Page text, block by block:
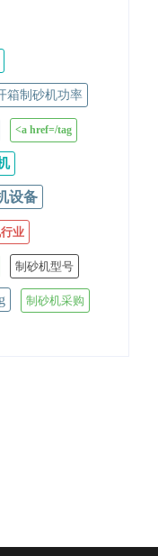
箱制砂机功率
<a href=/tag
设备
业
制砂机型号
制砂机采购